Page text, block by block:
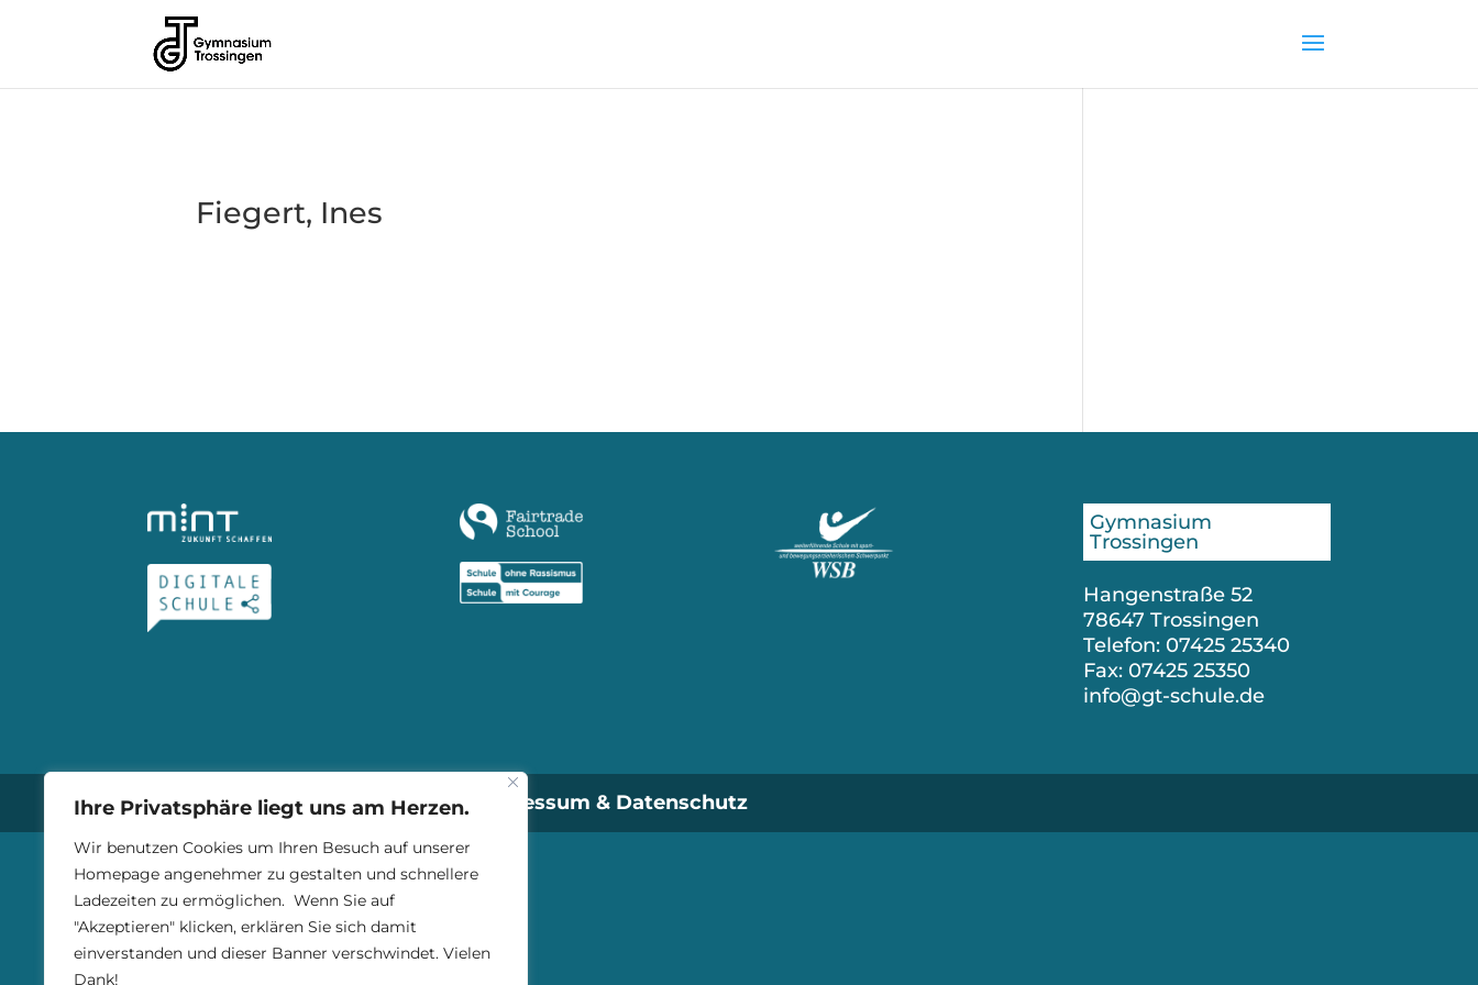
Ihre Privatsphäre liegt uns am Herzen.
Wir benutzen Cookies um Ihren Besuch auf unserer
Homepage angenehmer zu gestalten und schnellere
Ladezeiten zu ermöglichen. Wenn Sie auf
"Akzeptieren" klicken, erklären Sie sich damit
einverstanden und dieser Banner verschwindet. Vielen
Dank!
Fiegert, Ines
Gymnasium
Trossingen
Hangenstraße 52
78647 Trossingen
Telefon: 07425 25340
Fax: 07425 25350
info@gt-schule.de
© Gymnasium Trossingen 2025 | Impressum & Datenschutz